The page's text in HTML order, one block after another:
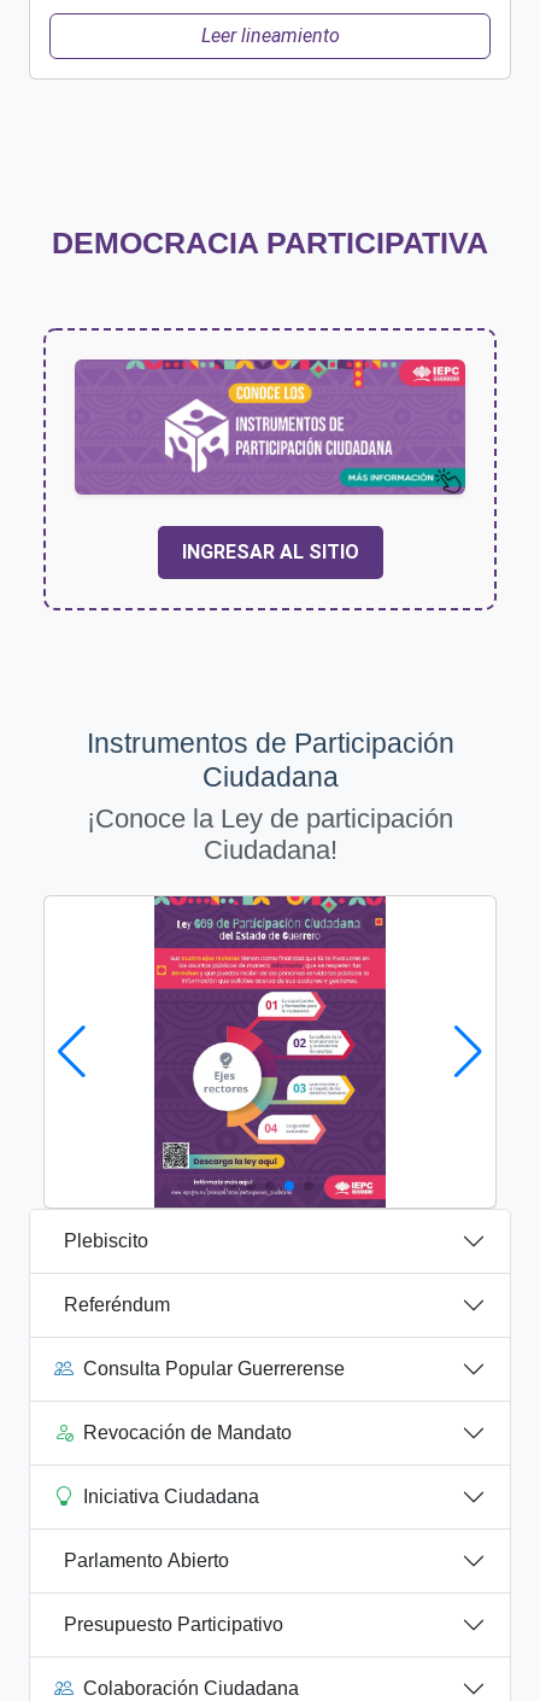
Leer lineamiento
DEMOCRACIA PARTICIPATIVA
INGRESAR AL SITIO
Instrumentos de Participación
Ciudadana
¡Conoce la Ley de participación
Ciudadana!
part5
Plebiscito
Referéndum
Consulta Popular Guerrerense
Revocación de Mandato
Iniciativa Ciudadana
Parlamento Abierto
Presupuesto Participativo
Colaboración Ciudadana